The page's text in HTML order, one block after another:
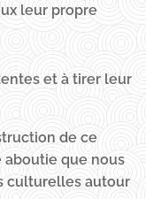
leur propre
et à tirer leur
de ce
aboutie que nous
culturelles autour